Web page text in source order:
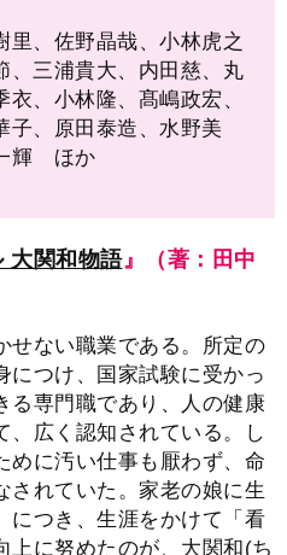
里、佐野晶哉、小林虎之
、三浦貴大、内田慈、丸
、小林隆、髙嶋政宏、
子、原田泰造、水野美
輝 ほか
大関和物語』（著：田中
せない職業である。所定の
につけ、国家試験に受かっ
る専門職であり、人の健康
、広く認知されている。し
めに汚い仕事も厭わず、命
されていた。家老の娘に生
につき、生涯をかけて「看
上に努めたのが、大関和(ち